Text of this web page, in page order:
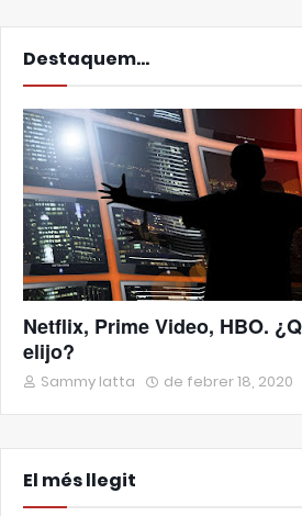
Destaquem...
Netflix, Prime Video, HBO.
elijo?
Sammy Iatta de febrer 18, 2020
El més llegit